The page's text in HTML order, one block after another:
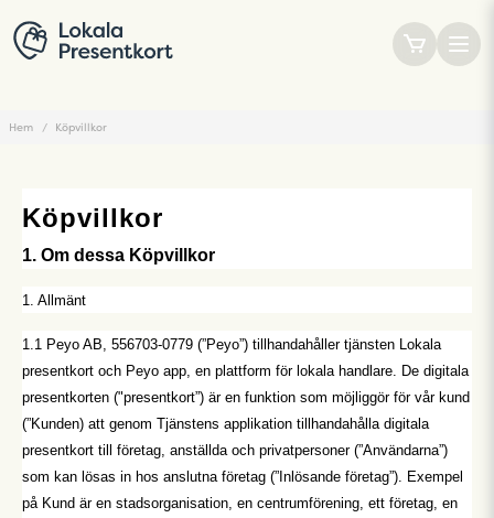
Hem Köpvillkor
Köpvillkor
1. Om dessa Köpvillkor
1. Allmänt
1.1 Peyo AB, 556703-0779 (”Peyo”) tillhandahåller tjänsten Lokala
presentkort och Peyo app, en plattform för lokala handlare. De digitala
presentkorten ("presentkort”) är en funktion som möjliggör för vår kund
(”Kunden) att genom Tjänstens applikation tillhandahålla digitala
presentkort till företag, anställda och privatpersoner (”Användarna”)
som kan lösas in hos anslutna företag (”Inlösande företag”). Exempel
på Kund är en stadsorganisation, en centrumförening, ett företag, en